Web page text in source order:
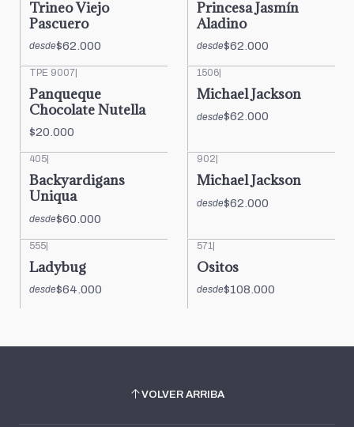
Trineo Viejo
Pascuero
desde$62.000
Princesa Jasmín
Aladino
desde$62.000
TPE 9007|
Panqueque
Chocolate Nutella
$20.000
1506|
Michael Jackson
desde$62.000
405
Backyardigans
Uniqua
desde$60.000
902
Michael Jackson
desde$62.000
555|
Ladybug
desde$64.000
571 |
Ositos
desde$108.000
VOLVER ARRIBA